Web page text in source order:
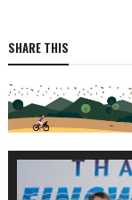
SHARE THIS